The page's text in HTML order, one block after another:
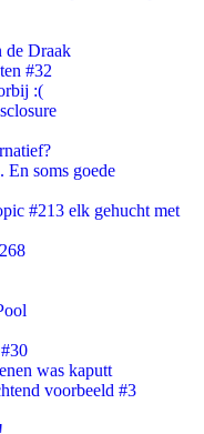
de Draak
#32
:(
soms goede
#213 elk gehucht met
was kaputt
voorbeeld #3